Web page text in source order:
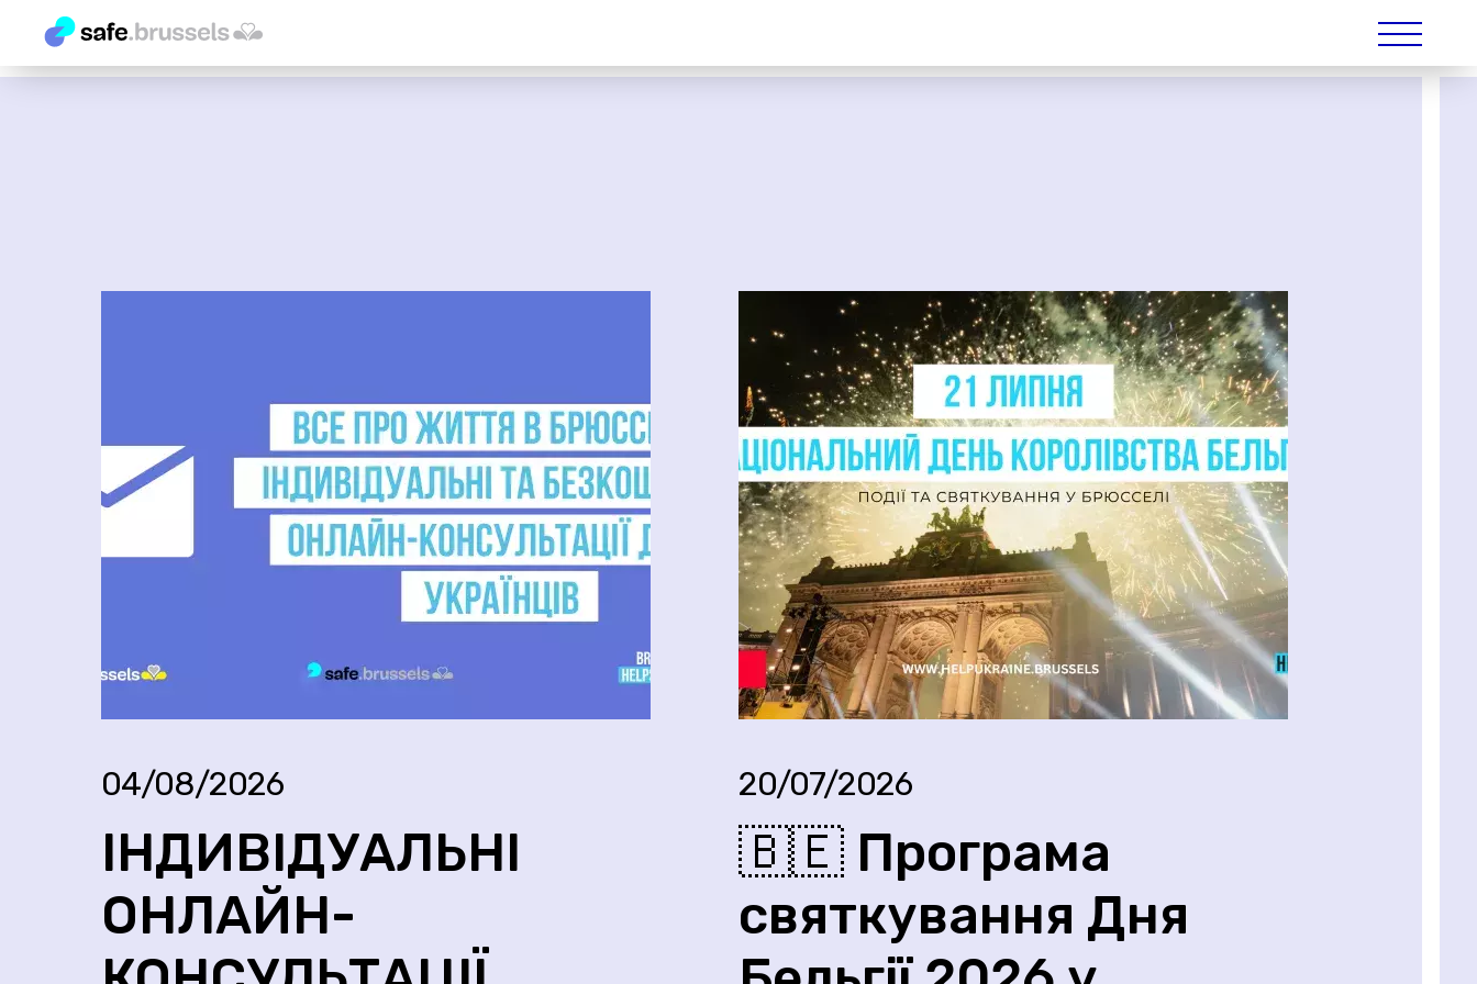
04/08/2026
ІНДИВІДУАЛЬНІ
ОНЛАЙН-
20/07/2026
🇧🇪 Програма
святкування Дня